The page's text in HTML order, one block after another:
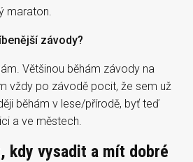
maraton.
závody?
Většinou běhám závody na
vždy po závodě pocit, že sem už
běhám v lese/přírodě, byť teď
a ve městech.
kdy vysadit a mít dobré